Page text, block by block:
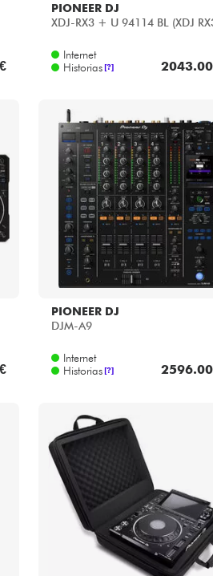
PIONEER DJ
XDJ-RX3 + U 94114 BL (XDJ
Internet
Historias[?]
PIONEER DJ
DJM-A9
Internet
Historias[?]